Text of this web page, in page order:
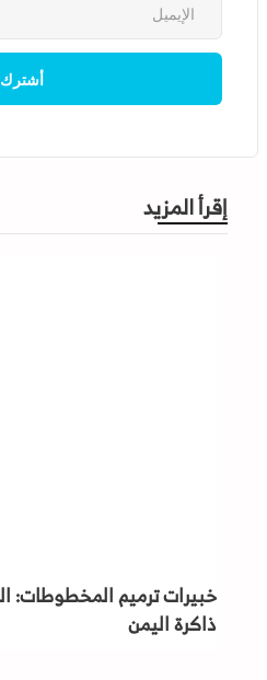
إقرأ المزيد
خبيرات ترميم المخطوطات:
ذاكرة اليمن